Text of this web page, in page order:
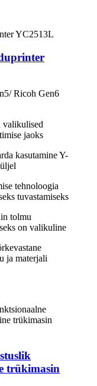
Ricoh Gen6
jaoks
kasutamine Y-
tehnoloogia
tuvastamiseks
tolmu
on valikuline
ja materjali
trükimasin